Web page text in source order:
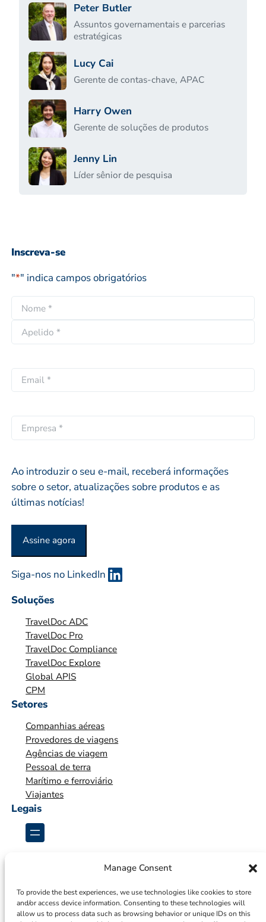
Manage Consent
To provide the best experiences, we use technologies like cookies to store
and/or access device information. Consenting to these technologies will
allow us to process data such as browsing behavior or unique IDs on this
Peter Butler
Assuntos governamentais e parcerias
estratégicas
Lucy Cai
Gerente de contas-chave, APAC
Harry Owen
Gerente de soluções de produtos
Jenny Lin
Líder sênior de pesquisa
Inscreva-se
"*" indica campos obrigatórios
o
*
o
e
p
ó
o
p
o
m
i
lM
R
E
S
R
G
A
Ã
Ao introduzir o seu e-mail, receberá informações
sobre o setor, atualizações sobre produtos e as
últimas notícias!
Assine agora
Siga-nos no LinkedIn
Soluções
TravelDoc ADC
TravelDoc Pro
TravelDoc Compliance
TravelDoc Explore
Global APIS
CPM
Setores
Companhias aéreas
Provedores de viagens
Agências de viagem
Pessoal de terra
Marítimo e ferroviário
Viajantes
Legais